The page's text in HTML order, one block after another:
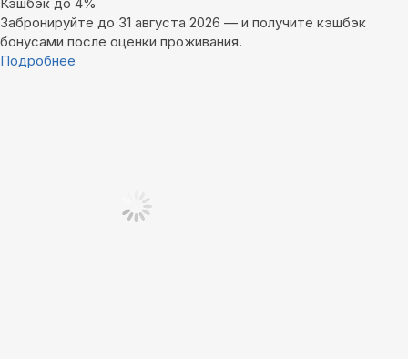
Забронируйте до 31 августа 2026 — и получите кэшбэк
бонусами после оценки проживания.
Подробнее